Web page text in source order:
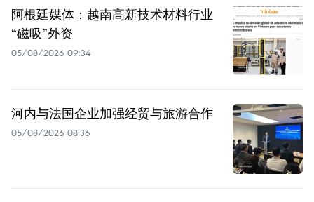
阿根廷媒体：越南高新技术材料行业
“磁吸”外资
05/08/2026 09:34
河内与法国企业加强经贸与旅游合作
05/08/2026 08:36